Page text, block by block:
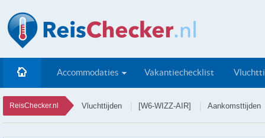
Accommodaties Vakantiechecklist
ReisChecker.nl Vluchttijden [W6-WIZZ-AIR] Aankomsttijden